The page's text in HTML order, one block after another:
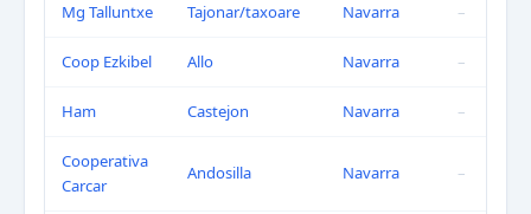
Mg Talluntxe Tajonar/taxoare Navarra –
Coop Ezkibel Allo Navarra –
Ham Castejon Navarra –
Cooperativa
Carcar
Andosilla Navarra –